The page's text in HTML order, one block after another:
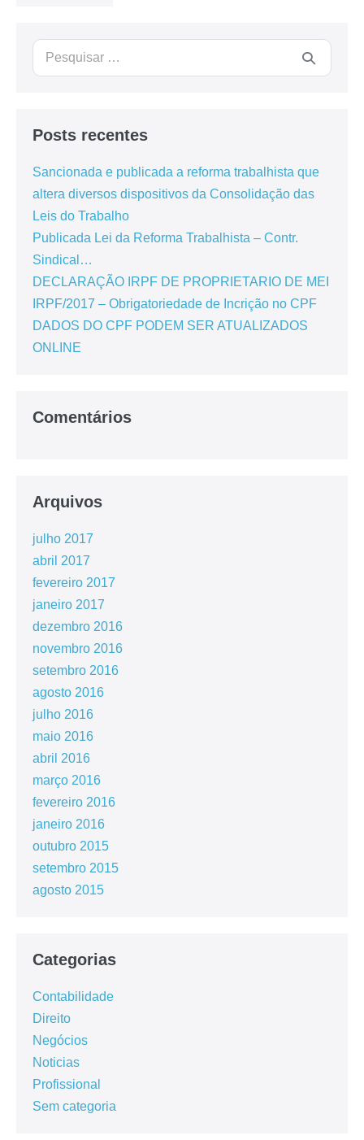
Posts recentes
Sancionada e publicada a reforma trabalhista que
altera diversos dispositivos da Consolidação das
Leis do Trabalho
Publicada Lei da Reforma Trabalhista – Contr.
Sindical…
DECLARAÇÃO IRPF DE PROPRIETARIO DE MEI
IRPF/2017 – Obrigatoriedade de Incrição no CPF
DADOS DO CPF PODEM SER ATUALIZADOS
ONLINE
Comentários
Arquivos
julho 2017
abril 2017
fevereiro 2017
janeiro 2017
dezembro 2016
novembro 2016
setembro 2016
agosto 2016
julho 2016
maio 2016
abril 2016
março 2016
fevereiro 2016
janeiro 2016
outubro 2015
setembro 2015
agosto 2015
Categorias
Contabilidade
Direito
Negócios
Noticias
Profissional
Sem categoria